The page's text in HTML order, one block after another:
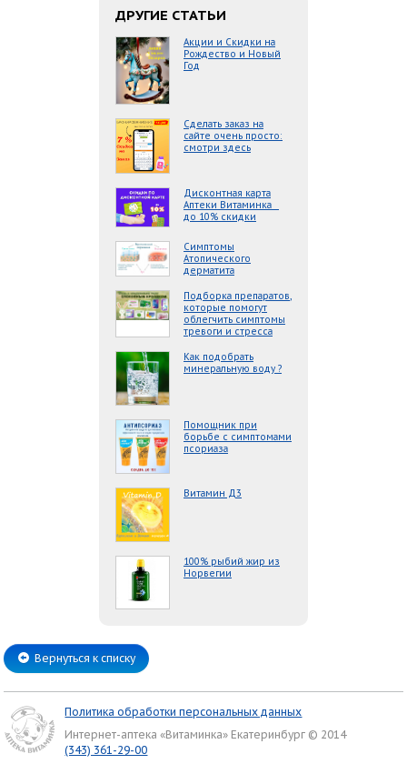
ДРУГИЕ СТАТЬИ
Акции и Скидки на
Рождество и Новый
Год
Сделать заказ на
сайте очень просто:
смотри здесь
Дисконтная карта
Аптеки Витаминка _
до 10% скидки
Симптомы
Атопического
дерматита
Подборка препаратов,
которые помогут
облегчить симптомы
тревоги и стресса
Как подобрать
минеральную воду ?
Помощник при
борьбе с симптомами
псориаза
Витамин Д3
100% рыбий жир из
Норвегии
Вернуться к списку
Политика обработки персональных данных
Интернет-аптека «Витаминка» Екатеринбург © 2014
(343) 361-29-00